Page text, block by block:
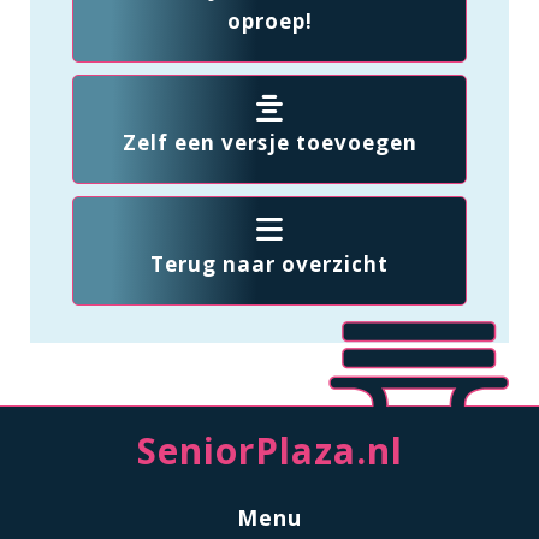
oproep!
Zelf een versje toevoegen
Terug naar overzicht
SeniorPlaza.nl
Menu